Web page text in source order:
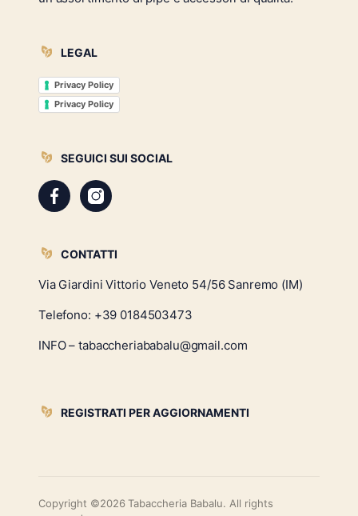
LEGAL
Privacy Policy
Privacy Policy
SEGUICI SUI SOCIAL
CONTATTI
Via Giardini Vittorio Veneto 54/56 Sanremo (IM)
Telefono: +39 0184503473
INFO – tabaccheriababalu@gmail.com
REGISTRATI PER AGGIORNAMENTI
Copyright ©2026 Tabaccheria Babalu. All rights